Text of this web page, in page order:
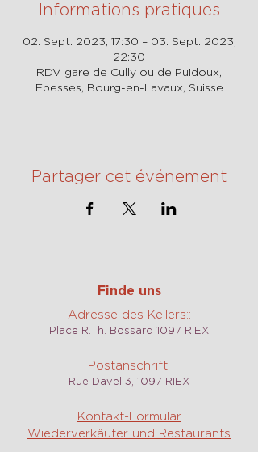
Informations pratiques
02. Sept. 2023, 17:30 – 03. Sept. 2023,
22:30
RDV gare de Cully ou de Puidoux,
Epesses, Bourg-en-Lavaux, Suisse
Partager cet événement
Finde uns
Adresse des Kellers::
Place R.Th. Bossard 1097 RIEX
Postanschrift:
Rue Davel 3, 1097 RIEX
Kontakt-Formular
Wiederverkäufer und Restaurants